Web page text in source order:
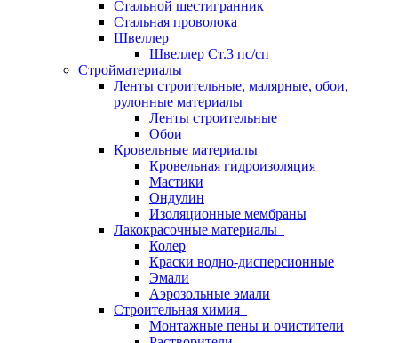
Стальной шестигранник
Стальная проволока
Швеллер
Швеллер Ст.3 пс/сп
Стройматериалы
Ленты строительные, малярные, обои,
рулонные материалы
Ленты строительные
Обои
Кровельные материалы
Кровельная гидроизоляция
Мастики
Ондулин
Изоляционные мембраны
Лакокрасочные материалы
Колер
Краски водно-дисперсионные
Эмали
Аэрозольные эмали
Строительная химия
Монтажные пены и очистители